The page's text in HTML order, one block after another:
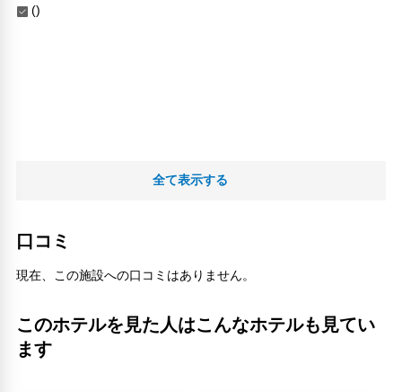
()
全て表示する
口コミ
現在、この施設への口コミはありません。
このホテルを見た人はこんなホテルも見てい
ます